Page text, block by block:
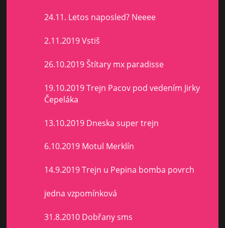
24.11. Letos naposled? Neeee
2.11.2019 Vstiš
26.10.2019 Štítary mx paradisse
19.10.2019 Trejn Pacov pod vedením Jirky
Čepeláka
13.10.2019 Dneska super trejn
6.10.2019 Motul Merklín
14.9.2019 Trejn u Pepina bomba povrch
jedna vzpomínková
31.8.2010 Dobřany sms